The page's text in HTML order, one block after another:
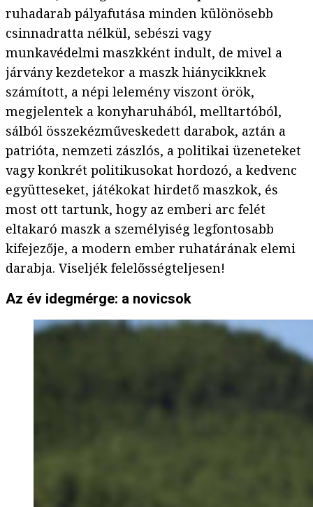
ruhadarab pályafutása minden különösebb
csinnadratta nélkül, sebészi vagy
munkavédelmi maszkként indult, de mivel a
járvány kezdetekor a maszk hiánycikknek
számított, a népi lelemény viszont örök,
megjelentek a konyharuhából, melltartóból,
sálból összekézműveskedett darabok, aztán a
patrióta, nemzeti zászlós, a politikai üzeneteket
vagy konkrét politikusokat hordozó, a kedvenc
együtteseket, játékokat hirdető maszkok, és
most ott tartunk, hogy az emberi arc felét
eltakaró maszk a személyiség legfontosabb
kifejezője, a modern ember ruhatárának elemi
darabja. Viseljék felelősségteljesen!
Az év idegmérge: a novicsok